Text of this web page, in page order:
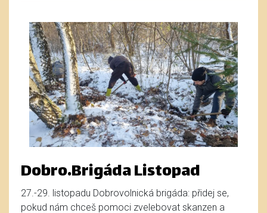
Dobro.Brigáda Listopad
27.-29. listopadu Dobrovolnická brigáda: přidej se,
pokud nám chceš pomoci zvelebovat skanzen a